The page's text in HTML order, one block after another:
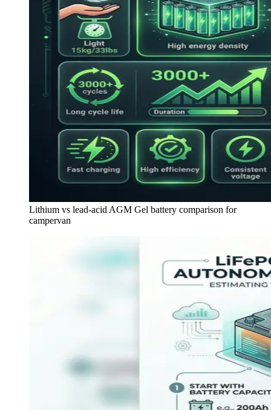
Lithium vs lead-acid AGM Gel battery comparison for
campervan